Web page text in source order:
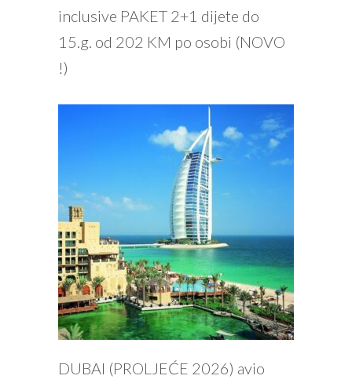
inclusive PAKET 2+1 dijete do
15.g. od 202 KM po osobi (NOVO
!)
PROČITAJ VIŠE
DUBAI (PROLJEĆE 2026) avio